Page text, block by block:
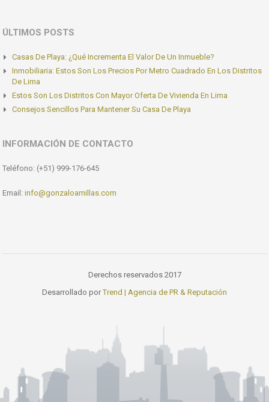
ÚLTIMOS POSTS
Casas De Playa: ¿Qué Incrementa El Valor De Un Inmueble?
Inmobiliaria: Estos Son Los Precios Por Metro Cuadrado En Los Distritos
De Lima
Estos Son Los Distritos Con Mayor Oferta De Vivienda En Lima
Consejos Sencillos Para Mantener Su Casa De Playa
INFORMACIÓN DE CONTACTO
Teléfono: (+51) 999-176-645
Email: info@gonzaloarnillas.com
Derechos reservados 2017
Desarrollado porTrend | Agencia de PR & Reputación